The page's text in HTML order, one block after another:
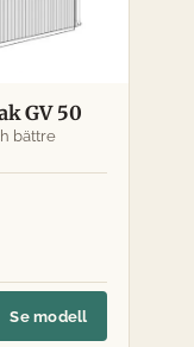
GV 50
bättre
Se modell